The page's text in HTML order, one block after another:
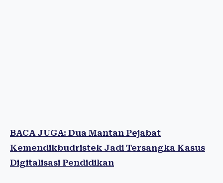
BACA JUGA: Dua Mantan Pejabat
Kemendikbudristek Jadi Tersangka Kasus
Digitalisasi Pendidikan